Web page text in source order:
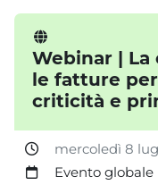
Webinar |
le fatture
criticità e
mercoledì 8
Evento globale